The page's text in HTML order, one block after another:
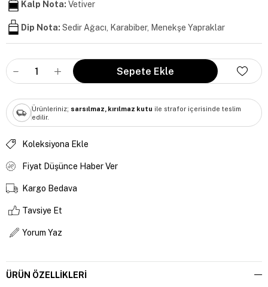
Kalp Nota: Vetiver
Dip Nota: Sedir Ağacı, Karabiber, Menekşe Yapraklar
Ürünleriniz; sarsılmaz, kırılmaz kutu ile strafor içerisinde teslim
edilir.
Koleksiyona Ekle
Fiyat Düşünce Haber Ver
Kargo Bedava
Tavsiye Et
Yorum Yaz
ÜRÜN ÖZELLIKLERI